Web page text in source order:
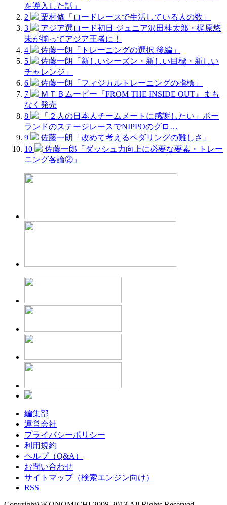
を導入した話」
2
栗村修「ロードレースで生活している人の数」
3
アジア選ロード初日 ジュニア沢田桂太郎・梶原悠
未が揃ってアジア王者に！
4
佐藤一朗「トレーニングの選択 後編」
5
佐藤一朗「新しいシーズン・新しい目標・新しい
チャレンジ」
6
佐藤一朗「フィジカルトレーニングの指標」
7
ＭＴＢムービー『FROM THE INSIDE OUT』まも
なく発売
8
「２人の日本人チームメートに感謝したい」ポー
ランドのステージレースでNIPPOのグロ…
9
佐藤一朗「改めて考えるペダリングの難しさ」
10
佐藤一郎「ダッシュ力向上に必要な要素・トレー
ニング各論②」
編集部
運営会社
プライバシーポリシー
利用規約
ヘルプ（Q&A）
お問い合わせ
サイトマップ（検索エンジン向け）
RSS